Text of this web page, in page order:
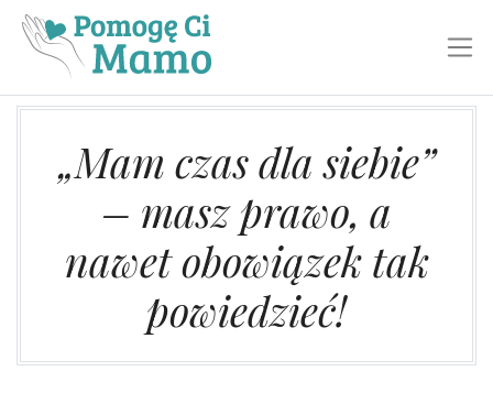
„Mam czas dla siebie”
– masz prawo, a
nawet obowiązek tak
powiedzieć!​